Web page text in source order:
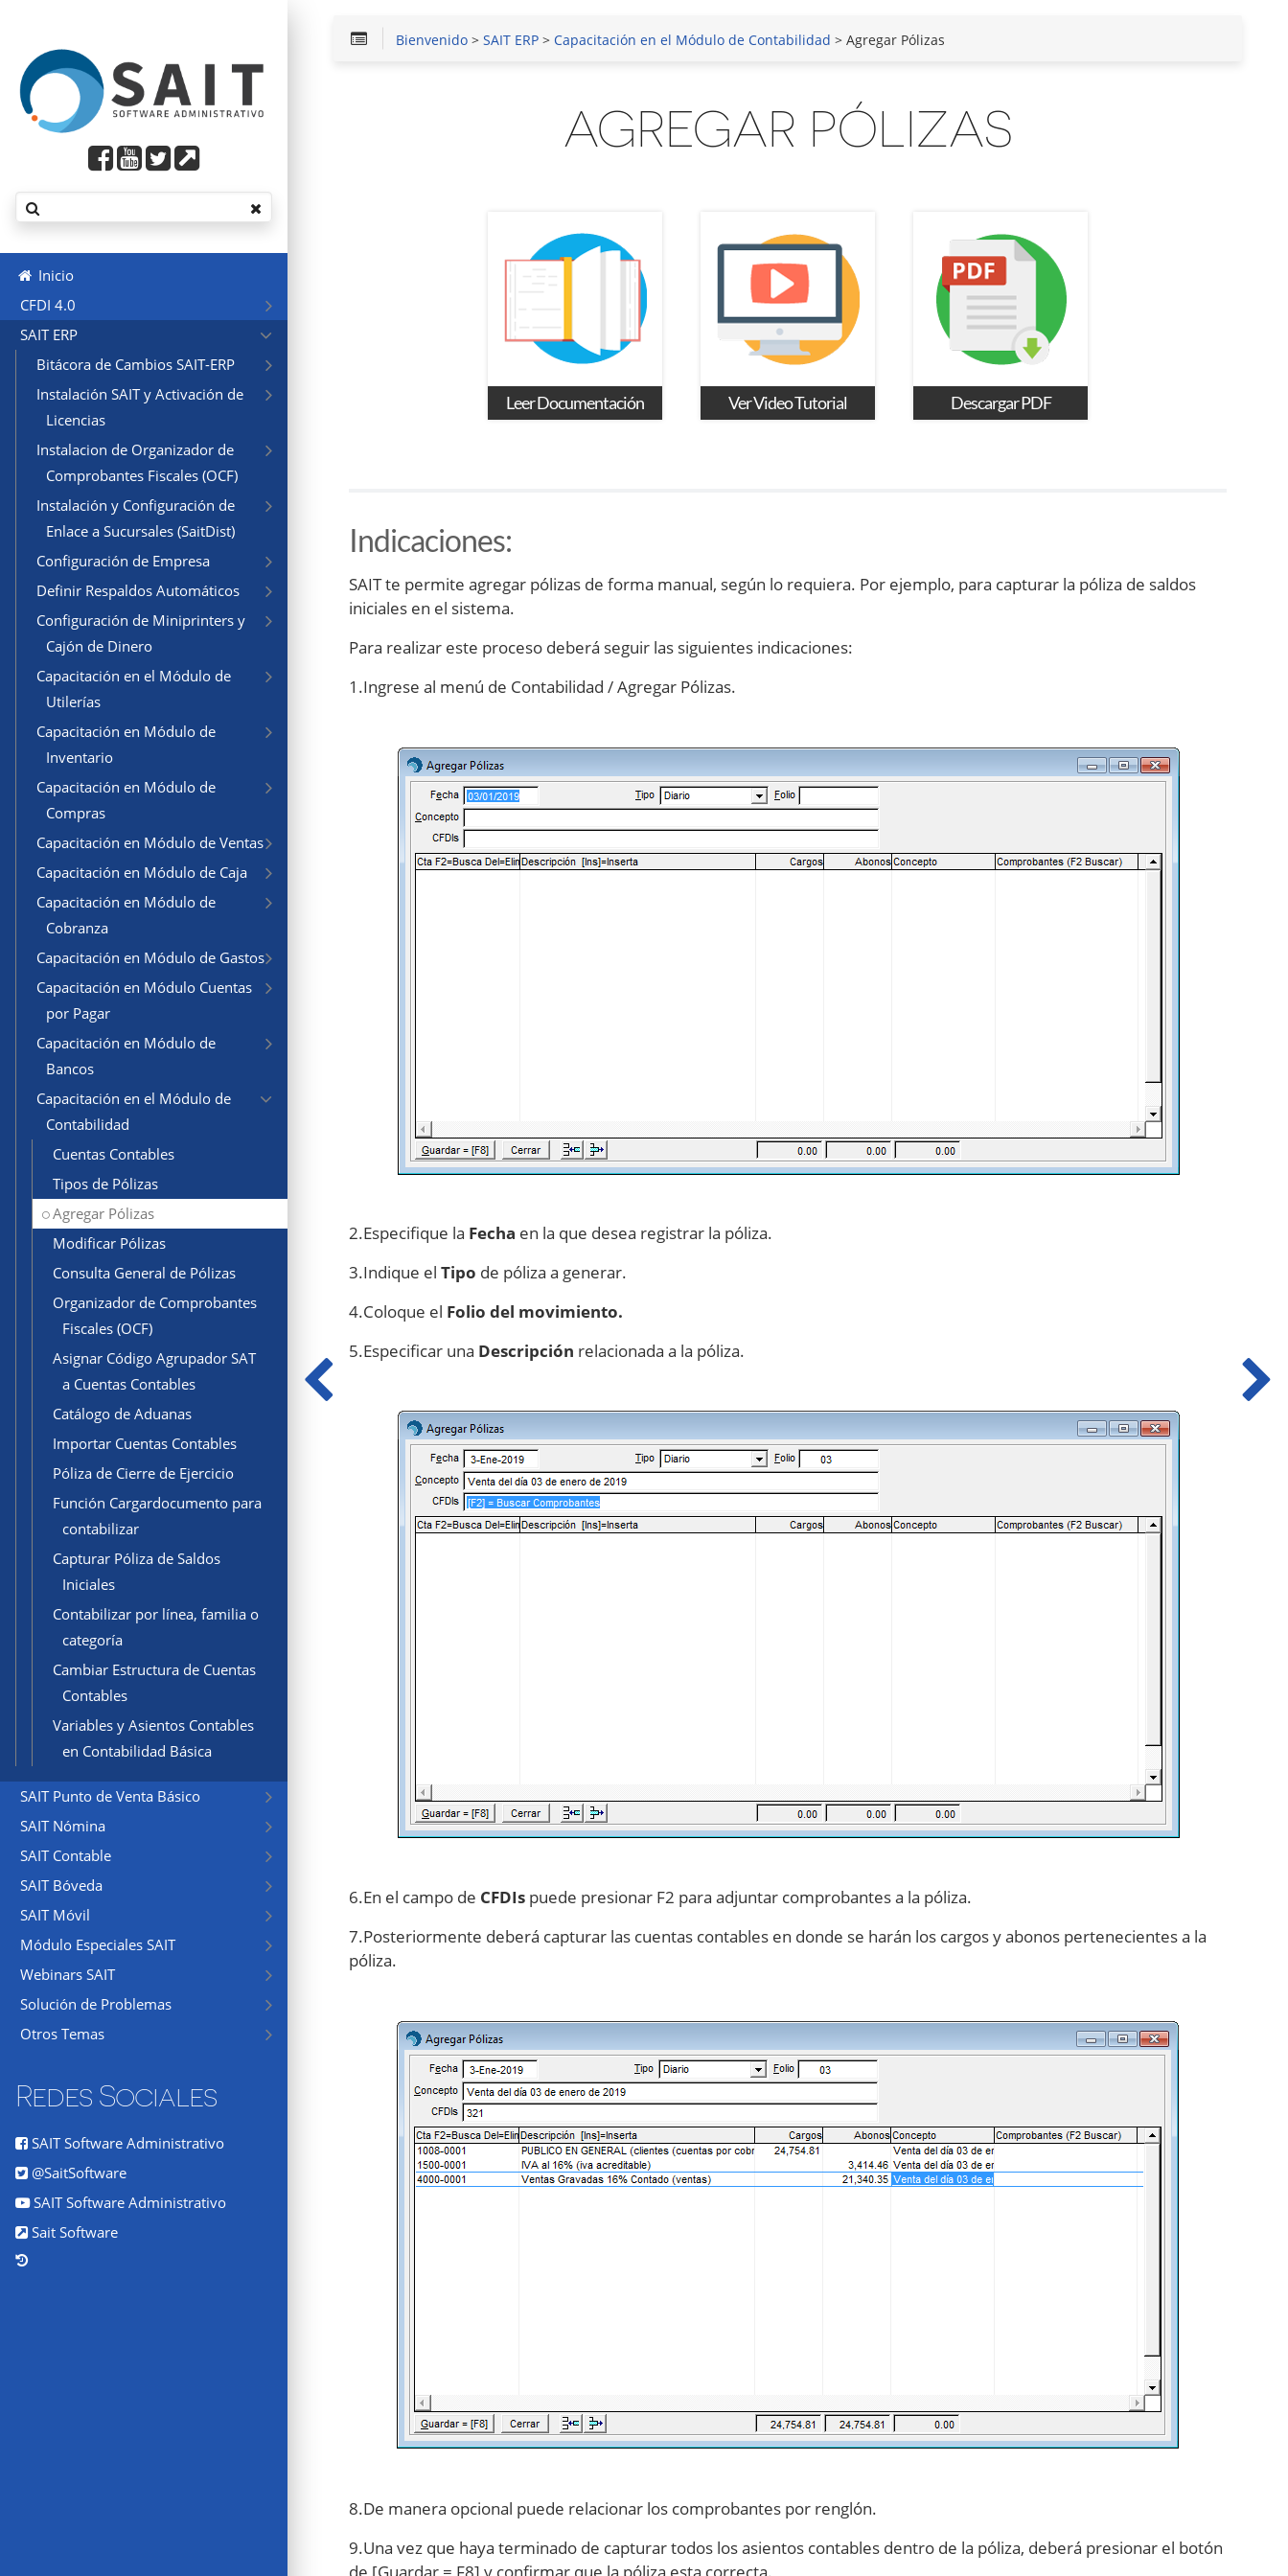
Inicio
CFDI 4.0
SAIT ERP
Bitácora de Cambios SAIT-ERP
Instalación SAIT y Activación de
Licencias
Instalacion de Organizador de
Comprobantes Fiscales (OCF)
Instalación y Configuración de
Enlace a Sucursales (SaitDist)
Configuración de Empresa
Definir Respaldos Automáticos
Configuración de Miniprinters y
Cajón de Dinero
Capacitación en el Módulo de
Utilerías
Capacitación en Módulo de
Inventario
Capacitación en Módulo de
Compras
Capacitación en Módulo de Ventas
Capacitación en Módulo de Caja
Capacitación en Módulo de
Cobranza
Capacitación en Módulo de Gastos
Capacitación en Módulo Cuentas
por Pagar
Capacitación en Módulo de
Bancos
Capacitación en el Módulo de
Contabilidad
Cuentas Contables
Tipos de Pólizas
Agregar Pólizas
Modificar Pólizas
Consulta General de Pólizas
Organizador de Comprobantes
Fiscales (OCF)
Asignar Código Agrupador SAT
a Cuentas Contables
Catálogo de Aduanas
Importar Cuentas Contables
Póliza de Cierre de Ejercicio
Función Cargardocumento para
contabilizar
Capturar Póliza de Saldos
Iniciales
Contabilizar por línea, familia o
categoría
Cambiar Estructura de Cuentas
Contables
Variables y Asientos Contables
en Contabilidad Básica
SAIT Punto de Venta Básico
SAIT Nómina
SAIT Contable
SAIT Bóveda
SAIT Móvil
Módulo Especiales SAIT
Webinars SAIT
Solución de Problemas
Otros Temas
Redes Sociales
SAIT Software Administrativo
@SaitSoftware
SAIT Software Administrativo
Sait Software
Bienvenido >SAIT ERP >Capacitación en el Módulo de Contabilidad > Agregar Pólizas
AGREGAR PÓLIZAS
Leer Documentación Ver Video Tutorial Descargar PDF
Indicaciones:
SAIT te permite agregar pólizas de forma manual, según lo requiera. Por ejemplo, para capturar la póliza de saldos
iniciales en el sistema.
Para realizar este proceso deberá seguir las siguientes indicaciones:
1.Ingrese al menú de Contabilidad / Agregar Pólizas.
2.Especifique la Fecha en la que desea registrar la póliza.
3.Indique el Tipo de póliza a generar.
4.Coloque el Folio del movimiento.
5.Especificar una Descripción relacionada a la póliza.
6.En el campo de CFDIs puede presionar F2 para adjuntar comprobantes a la póliza.
7.Posteriormente deberá capturar las cuentas contables en donde se harán los cargos y abonos pertenecientes a la
póliza.
8.De manera opcional puede relacionar los comprobantes por renglón.
9.Una vez que haya terminado de capturar todos los asientos contables dentro de la póliza, deberá presionar el botón